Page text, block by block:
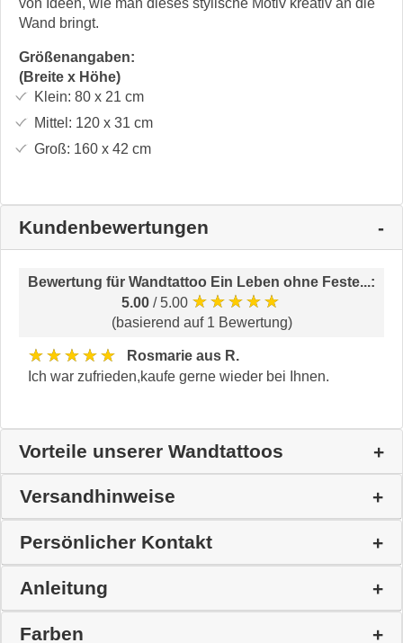
von Ideen, wie man dieses stylische Motiv kreativ an die
Wand bringt.
Größenangaben:
(Breite x Höhe)
Klein: 80 x 21 cm
Mittel: 120 x 31 cm
Groß: 160 x 42 cm
Kundenbewertungen
Bewertung für Wandtattoo Ein Leben ohne Feste...:
5.00 / 5.00 ★★★★★
(basierend auf 1 Bewertung)
★★★★★
Rosmarie aus R.
Ich war zufrieden,kaufe gerne wieder bei Ihnen.
Vorteile unserer Wandtattoos
Versandhinweise
Persönlicher Kontakt
Anleitung
Farben